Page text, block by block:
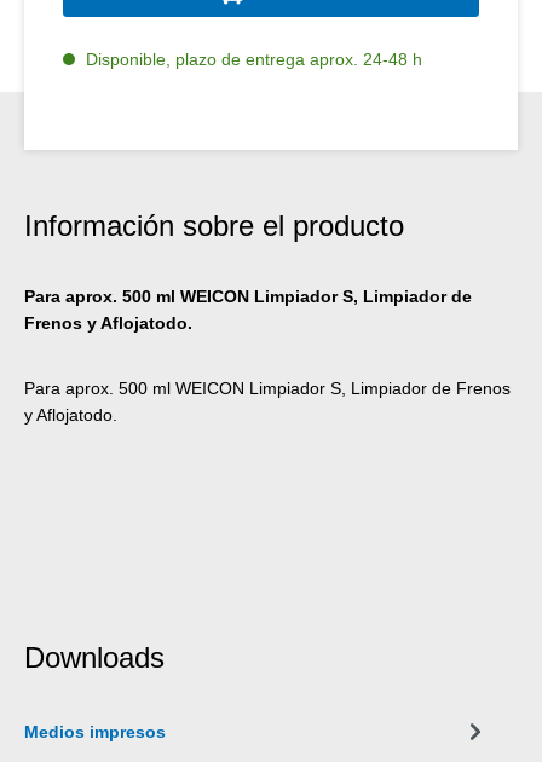
Disponible, plazo de entrega aprox. 24-48 h
Información sobre el producto
Para aprox. 500 ml WEICON Limpiador S, Limpiador de
Frenos y Aflojatodo.
Para aprox. 500 ml WEICON Limpiador S, Limpiador de Frenos
y Aflojatodo.
Downloads
Medios impresos